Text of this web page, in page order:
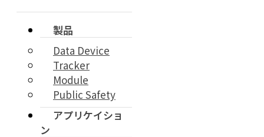
製品
Data Device
Tracker
Module
Public Safety
アプリケイショ
ン